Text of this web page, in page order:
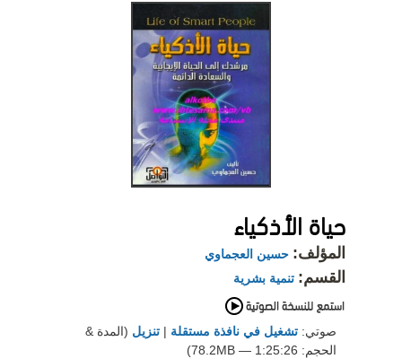
حياة الأذكياء
المؤلف: حسين العجماوي
القسم: تنمية بشرية
صوتي: تشغيل في نافذة مستقلة | تنزيل (المدة &
الحجم: 1:25:26 — 78.2MB)